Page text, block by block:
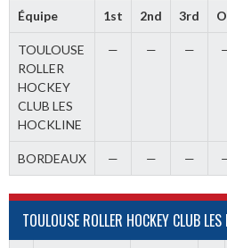
Équipe 1st 2nd 3rd
TOULOUSE
ROLLER
HOCKEY
CLUB LES
HOCKLINE
— — —
BORDEAUX — — —
TOULOUSE ROLLER HOCKEY CLUB